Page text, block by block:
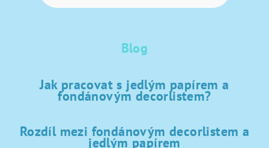
Blog
Jak pracovat s jedlým papírem a
fondánovým decorlistem?
Rozdíl mezi fondánovým decorlistem a
jedlým papírem